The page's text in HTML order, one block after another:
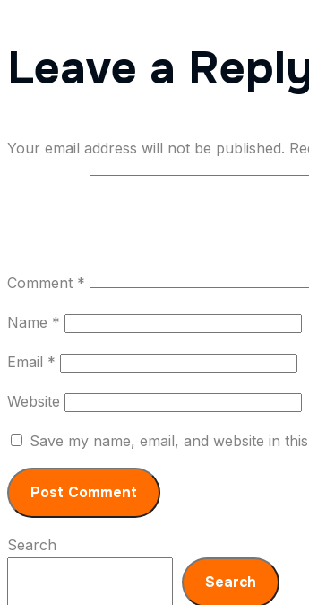
Leave a
Your email address will not be published.
Comment *
Name *
Email *
Website
Save my name, email, and website in
Search
Search